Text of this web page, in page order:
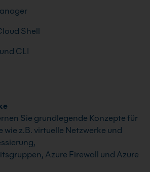
Shell
CLI
Sie grundlegende Konzepte für
wie z.B. virtuelle Netzwerke und
Azure Firewall und Azure